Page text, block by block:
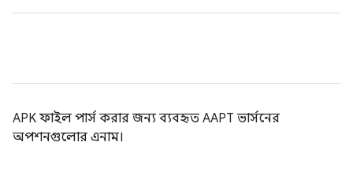
APK ফাইল পার্স করার জন্য ব্যবহৃত AAPT ভার্সনের
অপশনগুলোর এনাম।